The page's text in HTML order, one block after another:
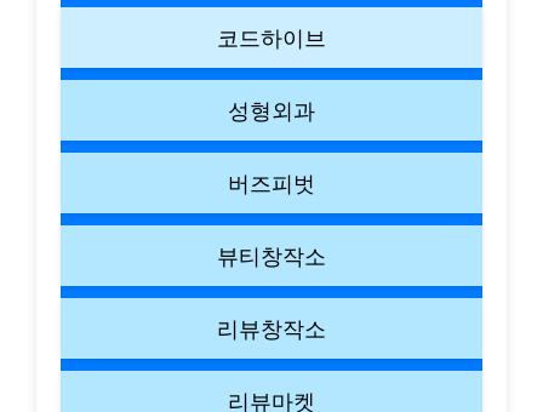
코드하이브
성형외과
버즈피벗
뷰티창작소
리뷰창작소
리뷰마켓